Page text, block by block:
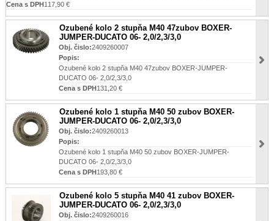
Cena s DPH117,90 €
Ozubené kolo 2 stupňa M40 47zubov BOXER-
JUMPER-DUCATO 06- 2,0/2,3/3,0
Obj. čislo:2409260007
Popis:
Ozubené kolo 2 stupňa M40 47zubov BOXER-JUMPER-
DUCATO 06- 2,0/2,3/3,0
Cena s DPH131,20 €
Ozubené kolo 1 stupňa M40 50 zubov BOXER-
JUMPER-DUCATO 06- 2,0/2,3/3,0
Obj. čislo:2409260013
Popis:
Ozubené kolo 1 stupňa M40 50 zubov BOXER-JUMPER-
DUCATO 06- 2,0/2,3/3,0
Cena s DPH193,80 €
Ozubené kolo 5 stupňa M40 41 zubov BOXER-
JUMPER-DUCATO 06- 2,0/2,3/3,0
Obj. čislo:2409260016